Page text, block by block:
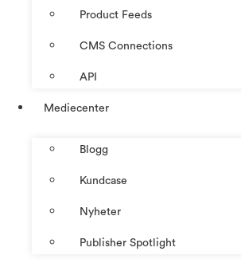
Product Feeds
CMS Connections
API
Mediecenter
Blogg
Kundcase
Nyheter
Publisher Spotlight